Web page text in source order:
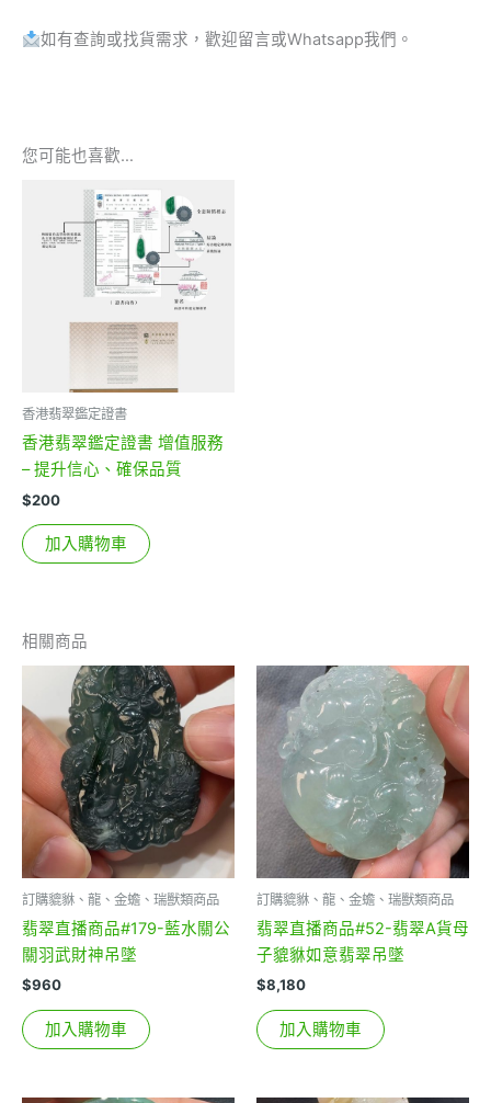
如有查詢或找貨需求，歡迎留言或Whatsapp我們。
您可能也喜歡…
香港翡翠鑑定證書
香港翡翠鑑定證書 增值服務
– 提升信心、確保品質
$200
加入購物車
相關商品
訂購貔貅、龍、金蟾、瑞獸類商品
翡翠直播商品#179-藍水關公
關羽武財神吊墜
$960
加入購物車
訂購貔貅、龍、金蟾、瑞獸類商品
翡翠直播商品#52-翡翠A貨母
子貔貅如意翡翠吊墜
$8,180
加入購物車